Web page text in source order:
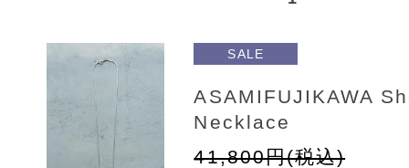
SALE
ASAMIFUJIKAWA
Necklace
41,800円(税込)